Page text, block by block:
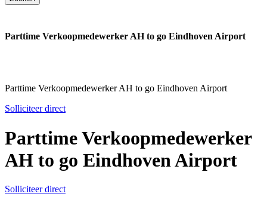
Parttime Verkoopmedewerker AH to go Eindhoven Airport
Parttime Verkoopmedewerker AH to go Eindhoven Airport
Solliciteer direct
Parttime Verkoopmedewerker
AH to go Eindhoven Airport
Solliciteer direct